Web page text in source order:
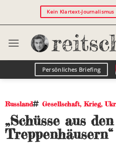
Kein Klartext-
Persönliches Briefing
Russland Gesellschaft, Krieg,
„Schüsse aus den
Treppenhäusern“